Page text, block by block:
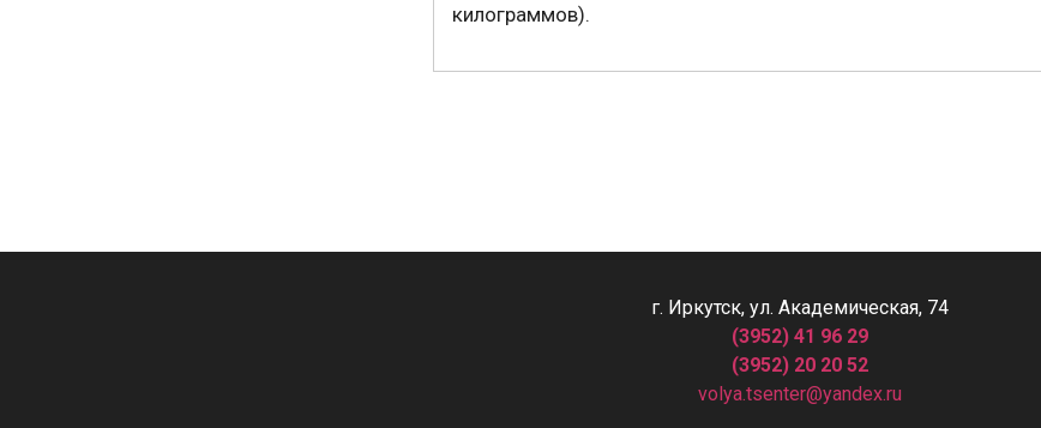
килограммов).
г. Иркутск, ул. Академическая, 74
(3952) 41 96 29
(3952) 20 20 52
volya.tsenter@yandex.ru